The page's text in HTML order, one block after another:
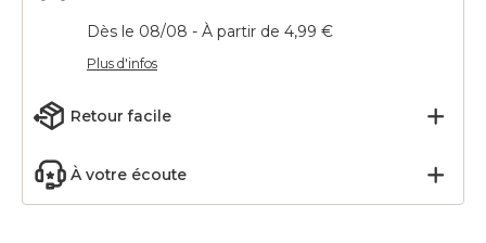
Dès le 08/08 - À partir de 4,99 €
Plus d'infos
Retour facile
À votre écoute